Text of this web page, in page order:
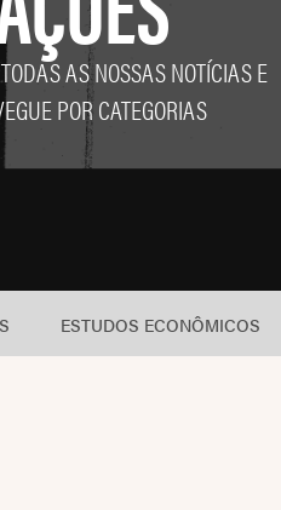
AS NOSSAS NOTÍCIAS E
POR CATEGORIAS
ESTUDOS ECONÔMICOS